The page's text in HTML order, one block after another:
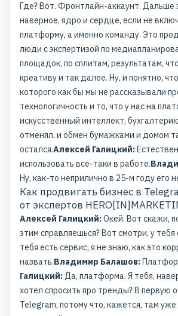
Где? Вот. Фронтлайн-аккаунт. Дальше
наверное, ядро и сердце, если не
платформу, а именно команду. Это
люди с экспертизой по
площадок, по сплитам, результатам,
креативу и так далее. Ну, и понятно,
которого как бы мы не рассказывали
технологичность и то, что у нас на
искусственный интеллект,
отменял, и обмен бумажками и домом
остался.Алексей Галицкий:
использовать все-таки в работе.
Ну, как-то неприлично в 25-м году его
Как продвигать бизнес в
от экспертов
Алексей Галицкий:Окей. Вот скажи,
этим справляешься? Вот смотри, у тебя
тебя есть сервис, я не знаю, как это
назвать.Владимир Балашов:
Галицкий:Да, платформа. Я тебя,
хотел спросить про тренды? В первую
Telegram, потому что, кажется, там